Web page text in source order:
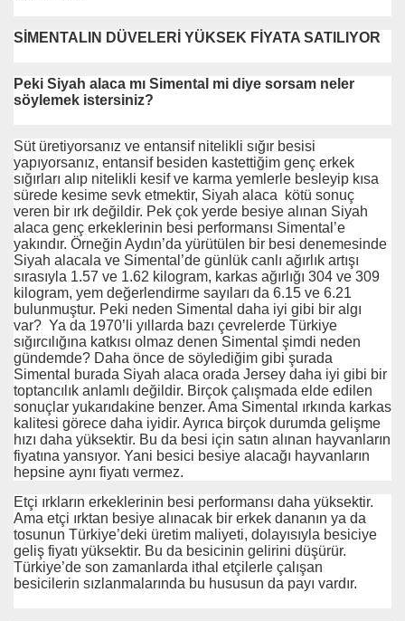
SİMENTALIN DÜVELERİ YÜKSEK FİYATA SATILIYOR
Peki Siyah alaca mı Simental mi diye sorsam neler
söylemek istersiniz?
Süt üretiyorsanız ve entansif nitelikli sığır besisi
yapıyorsanız, entansif besiden kastettiğim genç erkek
sığırları alıp nitelikli kesif ve karma yemlerle besleyip kısa
sürede kesime sevk etmektir, Siyah alaca kötü sonuç
veren bir ırk değildir. Pek çok yerde besiye alınan Siyah
alaca genç erkeklerinin besi performansı Simental’e
yakındır. Örneğin Aydın’da yürütülen bir besi denemesinde
Siyah alacala ve Simental’de günlük canlı ağırlık artışı
sırasıyla 1.57 ve 1.62 kilogram, karkas ağırlığı 304 ve 309
kilogram, yem değerlendirme sayıları da 6.15 ve 6.21
bulunmuştur. Peki neden Simental daha iyi gibi bir algı
var? Ya da 1970’li yıllarda bazı çevrelerde Türkiye
sığırcılığına katkısı olmaz denen Simental şimdi neden
gündemde? Daha önce de söylediğim gibi şurada
Simental burada Siyah alaca orada Jersey daha iyi gibi bir
toptancılık anlamlı değildir. Birçok çalışmada elde edilen
sonuçlar yukarıdakine benzer. Ama Simental ırkında karkas
kalitesi görece daha iyidir. Ayrıca birçok durumda gelişme
hızı daha yüksektir. Bu da besi için satın alınan hayvanların
fiyatına yansıyor. Yani besici besiye alacağı hayvanların
hepsine aynı fiyatı vermez.
Etçi ırkların erkeklerinin besi performansı daha yüksektir.
Ama etçi ırktan besiye alınacak bir erkek dananın ya da
tosunun Türkiye’deki üretim maliyeti, dolayısıyla besiciye
geliş fiyatı yüksektir. Bu da besicinin gelirini düşürür.
Türkiye’de son zamanlarda ithal etçilerle çalışan
besicilerin sızlanmalarında bu hususun da payı vardır.